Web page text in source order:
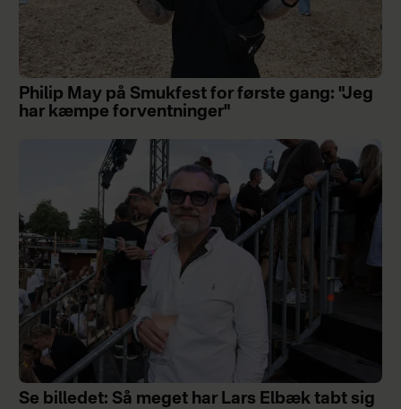
Philip May på Smukfest for første gang: "Jeg
har kæmpe forventninger"
Se billedet: Så meget har Lars Elbæk tabt sig